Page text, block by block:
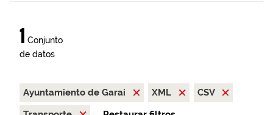
1 Conjunto
de datos
Ayuntamiento de Garai XML
CSV